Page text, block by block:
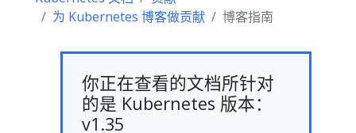
为 Kubernetes 博客做贡献
博客指南
你正在查看的文档所针对
的是 Kubernetes 版本：
v1.35